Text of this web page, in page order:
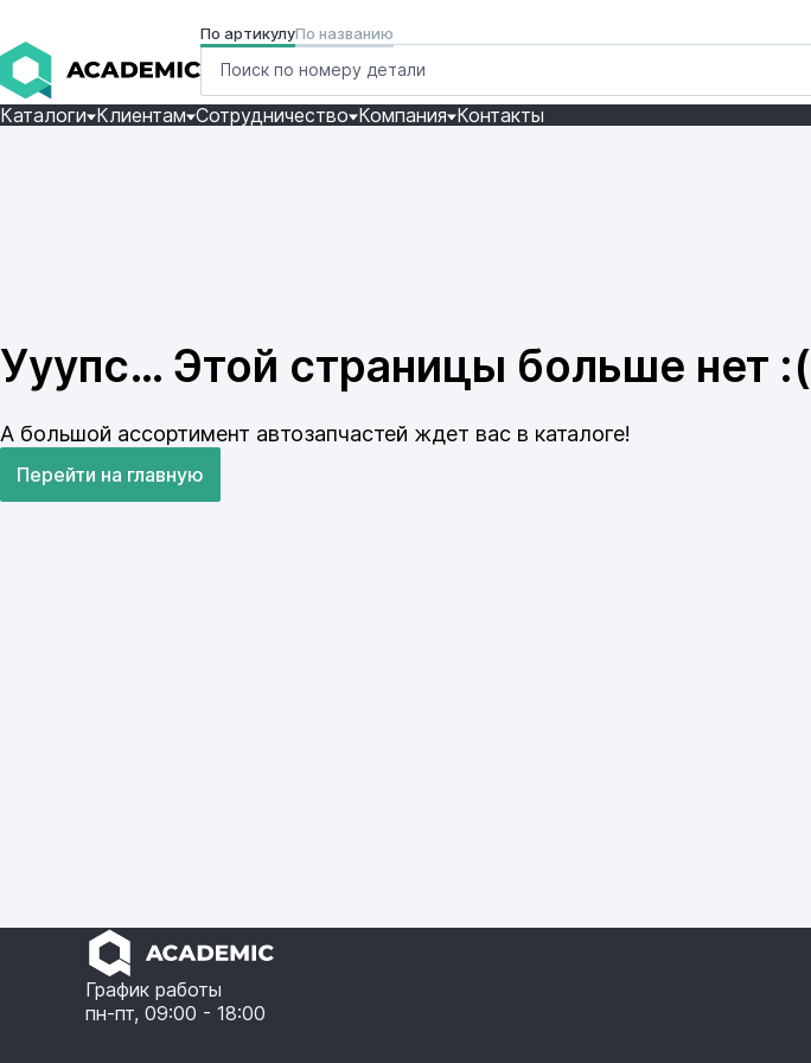
По артикулуПо названию
Каталоги Клиентам Сотрудничество Компания Контакты
Ууупс… Этой страницы больше нет :(
А большой ассортимент автозапчастей ждет вас в каталоге!
Перейти на главную
График работы
пн-пт, 09:00 - 18:00